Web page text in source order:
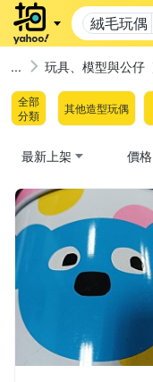
絨毛玩偶
玩具、模型與公仔
全部
分類
其他造型玩偶
最新上架 價格